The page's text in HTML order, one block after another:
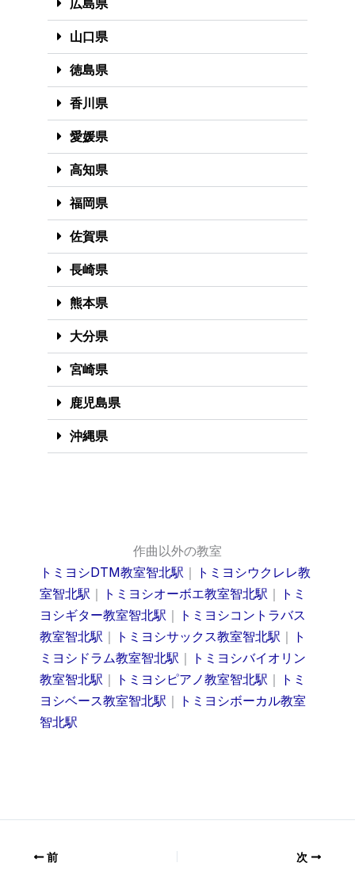
広島県
山口県
徳島県
香川県
愛媛県
高知県
福岡県
佐賀県
長崎県
熊本県
大分県
宮崎県
鹿児島県
沖縄県
作曲以外の教室
トミヨシDTM教室智北駅 ｜ トミヨシウクレレ教
室智北駅 ｜ トミヨシオーボエ教室智北駅 ｜ トミ
ヨシギター教室智北駅 ｜ トミヨシコントラバス
教室智北駅 ｜ トミヨシサックス教室智北駅 ｜ ト
ミヨシドラム教室智北駅 ｜ トミヨシバイオリン
教室智北駅 ｜ トミヨシピアノ教室智北駅 ｜ トミ
ヨシベース教室智北駅 ｜ トミヨシボーカル教室
智北駅
前 次